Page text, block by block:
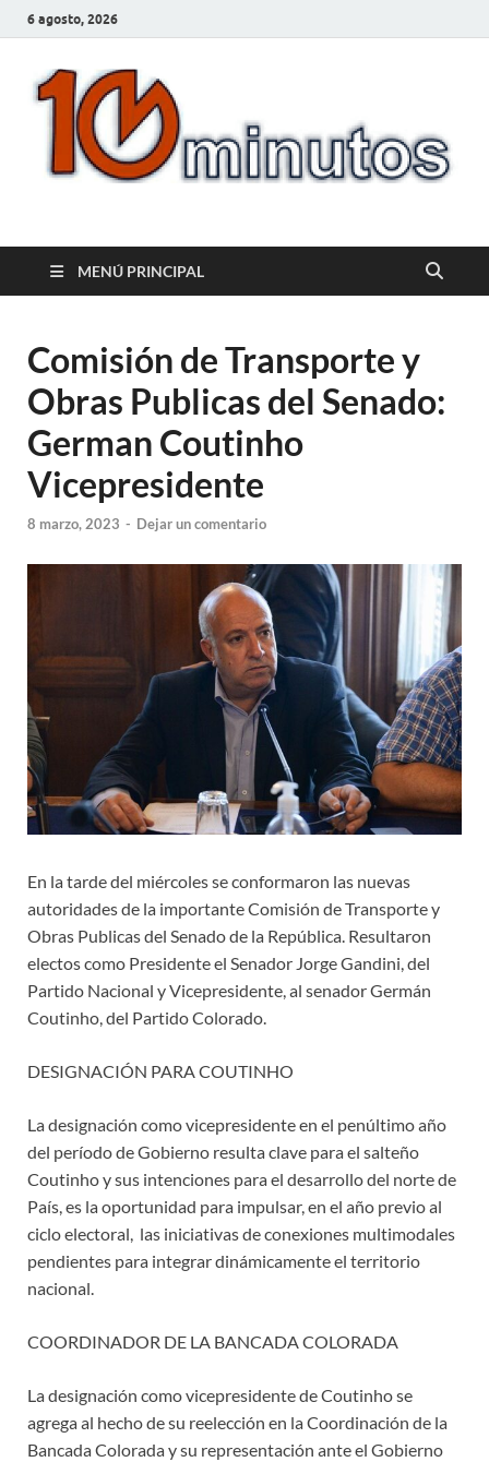
6 agosto, 2026
10minutos.com.uy
MENÚ PRINCIPAL
Comisión de Transporte y
Obras Publicas del Senado:
German Coutinho
Vicepresidente
8 marzo, 2023 - Dejar un comentario
En la tarde del miércoles se conformaron las nuevas
autoridades de la importante Comisión de Transporte y
Obras Publicas del Senado de la República. Resultaron
electos como Presidente el Senador Jorge Gandini, del
Partido Nacional y Vicepresidente, al senador Germán
Coutinho, del Partido Colorado.
DESIGNACIÓN PARA COUTINHO
La designación como vicepresidente en el penúltimo año
del período de Gobierno resulta clave para el salteño
Coutinho y sus intenciones para el desarrollo del norte de
País, es la oportunidad para impulsar, en el año previo al
ciclo electoral, las iniciativas de conexiones multimodales
pendientes para integrar dinámicamente el territorio
nacional.
COORDINADOR DE LA BANCADA COLORADA
La designación como vicepresidente de Coutinho se
agrega al hecho de su reelección en la Coordinación de la
Bancada Colorada y su representación ante el Gobierno